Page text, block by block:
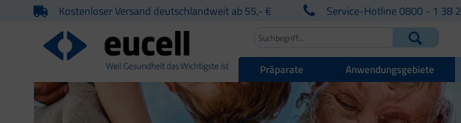
Kostenloser Versand deutschlandweit ab 55,- € Service-Hotline 0800 - 1 38
Präparate Anwendungsgebiete